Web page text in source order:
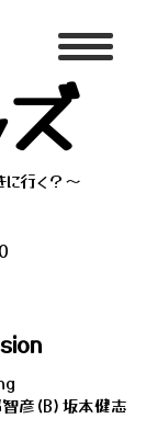
に行く？～
彦(B)坂本健志